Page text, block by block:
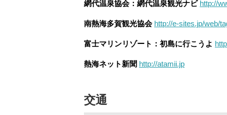
網代温泉協会：網代温泉観光ナビ http://
南熱海多賀観光協会 http://e-sites.jp/web/
富士マリンリゾート：初島に行こうよ
熱海ネット新聞 http://atamii.jp
交通